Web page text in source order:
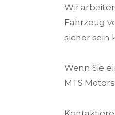
Wir
Fahrzeug
sicher sein
Wenn Sie
MTS